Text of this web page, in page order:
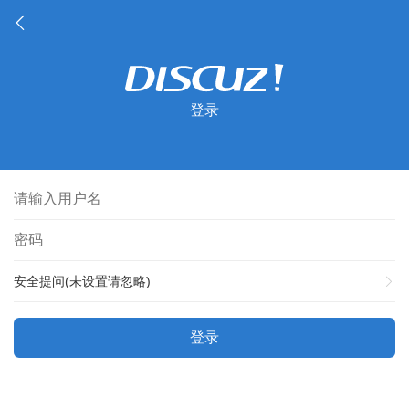
登录
安全提问(未设置请忽略)
登录